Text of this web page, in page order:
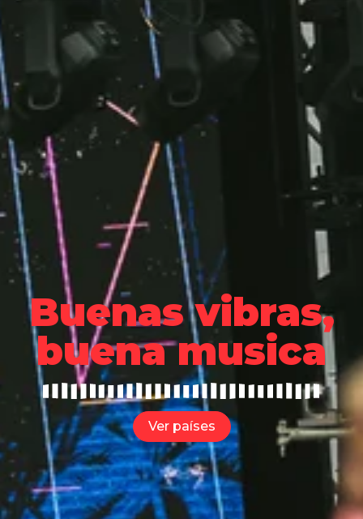
Buenas vibras,
buena musica
Ver países